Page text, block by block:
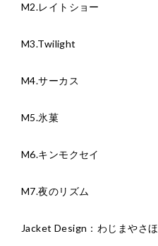
M2.レイトショー
M3.Twilight
M4.サーカス
M5.氷菓
M6.キンモクセイ
M7.夜のリズム
Jacket Design：わじまやさほ